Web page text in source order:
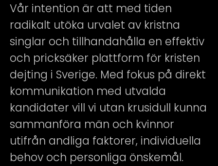
Vår intention är att med tiden
radikalt utöka urvalet av kristna
singlar och tillhandahålla en effektiv
och pricksäker plattform för kristen
dejting i Sverige. Med fokus på direkt
kommunikation med utvalda
kandidater vill vi utan krusidull kunna
sammanföra män och kvinnor
utifrån andliga faktorer, individuella
behov och personliga önskemål.